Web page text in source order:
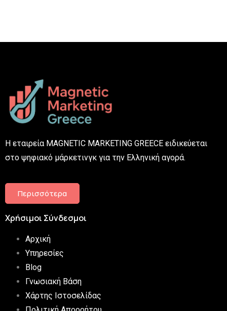
Η εταιρεία MAGNETIC MARKETING GREECE ειδικεύεται
στο ψηφιακό μάρκετινγκ για την Ελληνική αγορά.
Περισσότερα
Χρήσιμοι Σύνδεσμοι
Αρχική
Υπηρεσίες
Blog
Γνωσιακή Βάση
Χάρτης Ιστοσελίδας